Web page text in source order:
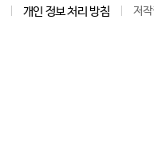
개인 정보 처리 방침 저